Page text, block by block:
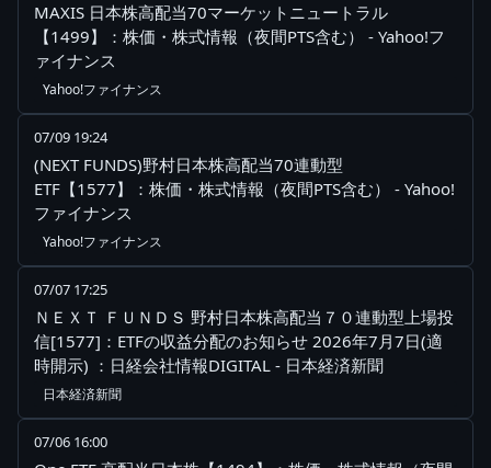
MAXIS 日本株高配当70マーケットニュートラル
【1499】：株価・株式情報（夜間PTS含む） - Yahoo!フ
ァイナンス
Yahoo!ファイナンス
07/09 19:24
(NEXT FUNDS)野村日本株高配当70連動型
ETF【1577】：株価・株式情報（夜間PTS含む） - Yahoo!
ファイナンス
Yahoo!ファイナンス
07/07 17:25
ＮＥＸＴ ＦＵＮＤＳ 野村日本株高配当７０連動型上場投
信[1577]：ETFの収益分配のお知らせ 2026年7月7日(適
時開示) ：日経会社情報DIGITAL - 日本経済新聞
日本経済新聞
07/06 16:00